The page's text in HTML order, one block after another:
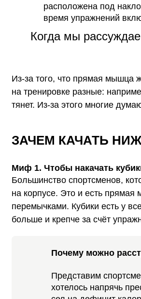
расположена под
время упражнений
Когда мы
Из-за того, что прямая мышца
на тренировке разные:
тянет. Из-за этого многие
ЗАЧЕМ КАЧАТЬ
Миф 1. Чтобы накачать
Большинство спортсменов,
на корпусе. Это и есть
перемычками. Кубики есть у
больше и крепче за счёт
Почему можно
Представим
хотелось напрячь